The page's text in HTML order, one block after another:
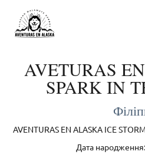
AVETURAS
SPARK IN
AVENTURAS EN ALASKA ICE
Дата